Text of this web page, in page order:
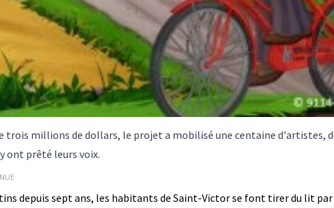
trois millions de dollars, le projet a mobilisé une centaine d'artistes,
ont prêté leurs voix.
depuis sept ans, les habitants de Saint-Victor se font tirer du lit